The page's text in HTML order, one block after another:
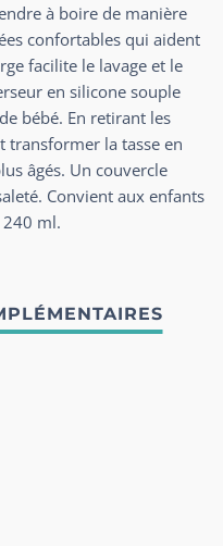
à boire de manière
confortables qui aident
facilite le lavage et le
en silicone souple
bébé. En retirant les
transformer la tasse en
âgés. Un couvercle
Convient aux enfants
240 ml.